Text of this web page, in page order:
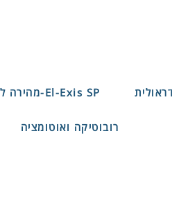
El-Exis SP-מהירה לדקי דופן
רובוטיקה ואוטומציה